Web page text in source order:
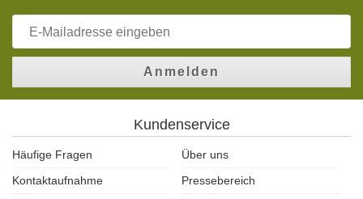
Anmelden
Kundenservice
Häufige Fragen
Über uns
Kontaktaufnahme
Pressebereich